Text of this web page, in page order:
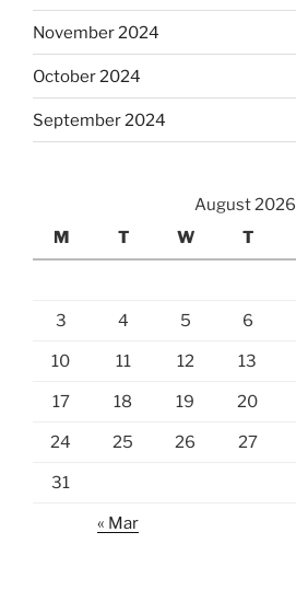
November 2024
October 2024
September 2024
August 2026
M
T W T
3 4 5 6
10 11 12 13
17 18 19 20
24 25 26 27
31
« Mar